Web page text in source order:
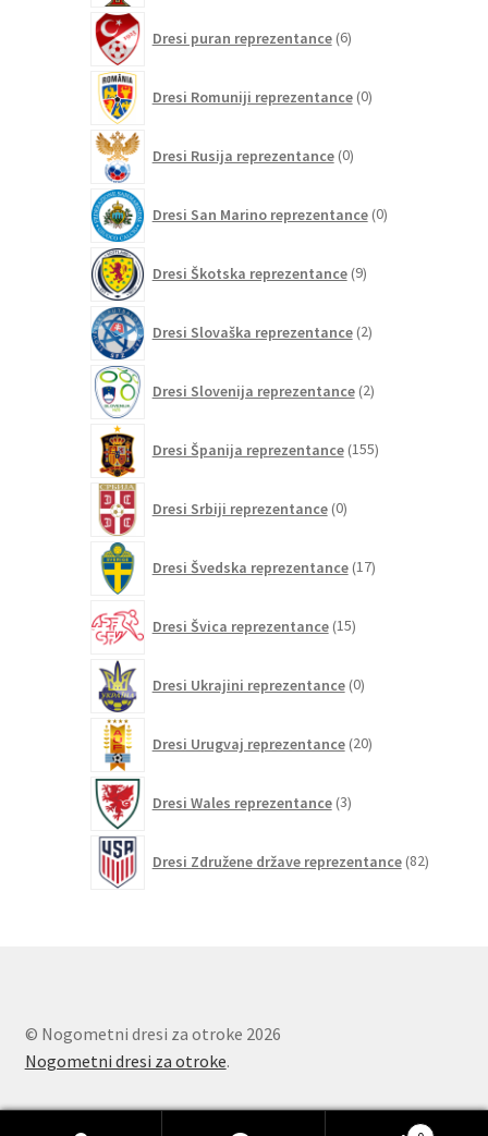
Dresi puran reprezentance 6izdelkov
Dresi Romuniji reprezentance 0izdelkov
Dresi Rusija reprezentance 0izdelkov
Dresi San Marino reprezentance 0izdelkov
Dresi Škotska reprezentance 9izdelkov
Dresi Slovaška reprezentance 2izdelka
Dresi Slovenija reprezentance 2izdelka
Dresi Španija reprezentance 155izdelkov
Dresi Srbiji reprezentance 0izdelkov
Dresi Švedska reprezentance 17izdelkov
Dresi Švica reprezentance 15izdelkov
Dresi Ukrajini reprezentance 0izdelkov
Dresi Urugvaj reprezentance 20izdelkov
Dresi Wales reprezentance 3izdelki
Dresi Združene države reprezentance 82izdelkov
© Nogometni dresi za otroke 2026
Nogometni dresi za otroke.